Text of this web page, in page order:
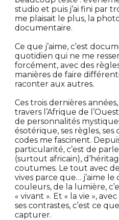
studio et puis j’ai fini par
me plaisait le plus, la
documentaire.
Ce que j’aime, c’est
quotidien qui ne me
forcément, avec des
manières de faire
raconter aux autres.
Ces trois dernières années,
travers l’Afrique de
de personnalités
ésotérique, ses règles, ses
codes me fascinent.
particularité, c’est de
(surtout africain),
coutumes. Le tout avec
vives parce que… j’aime le
couleurs, de la lumière,
« vivant ». Et « la vie »,
ses contrastes, c’est ce
capturer.